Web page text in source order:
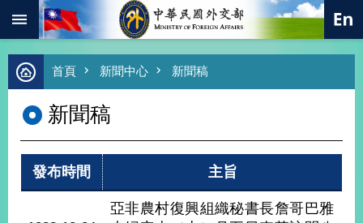
跳到主要內容區塊
進
階
尋
熱
首頁 新聞中心 新聞稿
新聞稿
發布時間 主旨
亞非農村復興組織秘書長詹哥巴雅